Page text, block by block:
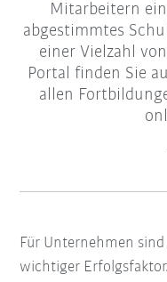
Mitarbeitern
abgestimmtes
einer Vielzahl
Portal finden Sie
allen
Für Unternehmen
wichtiger